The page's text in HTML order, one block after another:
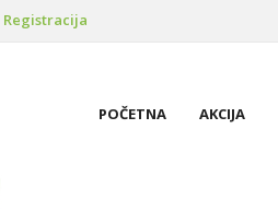
Registracija
POČETNA AKCIJA